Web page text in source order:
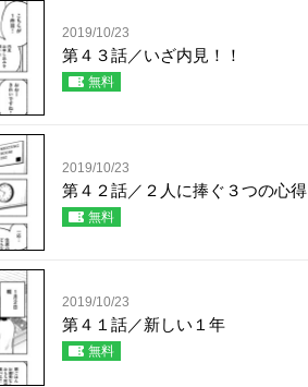
2019/10/23
第４３話／いざ内見！！
無料
2019/10/23
第４２話／２人に捧ぐ３つの心得
無料
2019/10/23
第４１話／新しい１年
無料